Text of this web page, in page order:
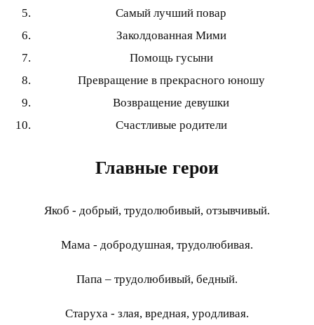
Самый лучший повар
Заколдованная Мими
Помощь гусыни
Превращение в прекрасного юношу
Возвращение девушки
Счастливые родители
Главные герои
Якоб - добрый, трудолюбивый, отзывчивый.
Мама - добродушная, трудолюбивая.
Папа – трудолюбивый, бедный.
Старуха - злая, вредная, уродливая.